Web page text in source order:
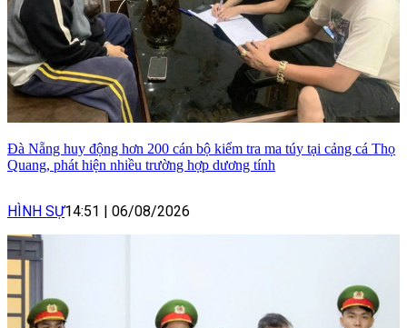
Đà Nẵng huy động hơn 200 cán bộ kiểm tra ma túy tại cảng cá Thọ
Quang, phát hiện nhiều trường hợp dương tính
HÌNH SỰ14:51 | 06/08/2026